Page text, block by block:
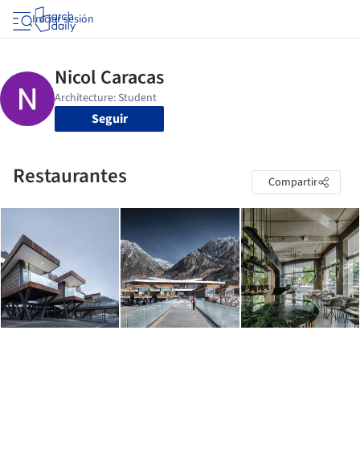
Iniciar sesión
Seguir
Restaurantes Compartir